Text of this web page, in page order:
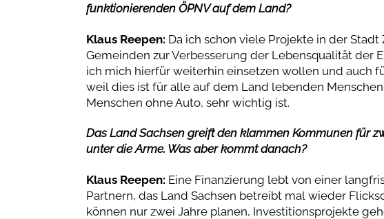
funktionierenden ÖPNV auf dem Land?
Klaus Reepen: Da ich schon viele Projekte in der
Gemeinden zur Verbesserung der Lebensqualität der
ich mich hierfür weiterhin einsetzen wollen und auch
weil dies ist für alle auf dem Land lebenden
Menschen ohne Auto, sehr wichtig ist.
Das Land Sachsen greift den klammen Kommunen für
unter die Arme. Was aber kommt danach?
Klaus Reepen: Eine Finanzierung lebt von einer
Partnern, das Land Sachsen betreibt mal wieder
können nur zwei Jahre planen, Investitionsprojekte